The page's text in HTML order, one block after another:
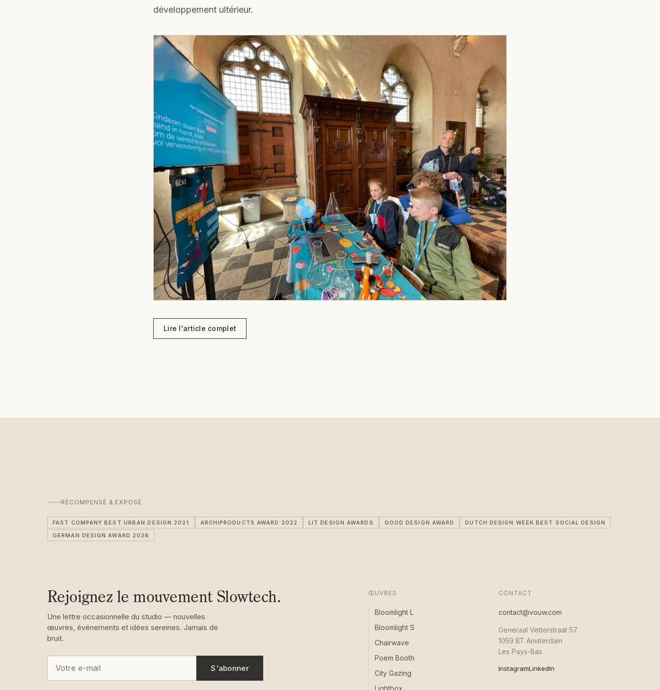
développement ultérieur.
Lire l'article complet
RÉCOMPENSÉ & EXPOSÉ
FAST COMPANY BEST URBAN DESIGN 2021 ARCHIPRODUCTS AWARD 2022 LIT DESIGN AWARDS GOOD DESIGN AWARD
DUTCH DESIGN WEEK BEST SOCIAL DESIGN
GERMAN DESIGN AWARD 2026
Rejoignez le mouvement Slowtech.
Une lettre occasionnelle du studio — nouvelles
œuvres, événements et idées sereines. Jamais de
bruit.
S'abonner
ŒUVRES
Bloomlight L
Bloomlight S
Chairwave
Poem Booth
City Gazing
Lightbox
CONTACT
contact@vouw.com
Generaal Vetterstraat 57
1059 BT Amsterdam
Les Pays-Bas
InstagramLinkedIn